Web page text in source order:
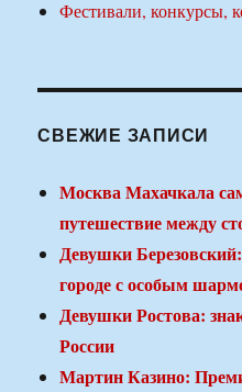
Фестивали, конкурсы,
СВЕЖИЕ ЗАПИСИ
Москва Махачкала
путешествие между
Девушки
городе с особым
Девушки Ростова:
России
Мартин Казино: